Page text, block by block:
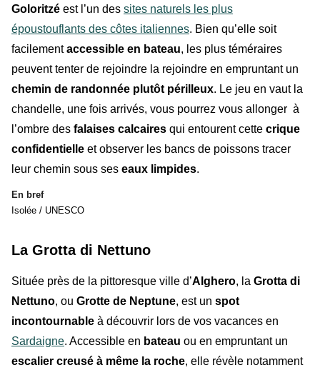
Goloritzé est l’un des sites naturels les plus
époustouflants des côtes italiennes. Bien qu’elle soit
facilementaccessible en bateau, les plus téméraires
peuvent tenter de rejoindre la rejoindre en empruntant un
chemin de randonnée plutôt périlleux. Le jeu en vaut la
chandelle, une fois arrivés, vous pourrez vous allonger à
l’ombre des falaises calcaires qui entourent cette crique
confidentielle et observer les bancs de poissons tracer
leur chemin sous ses eaux limpides.
En bref
Isolée / UNESCO
La Grotta di Nettuno
Située près de la pittoresque ville d’Alghero, la Grotta di
Nettuno, ou Grotte de Neptune, est un spot
incontournable à découvrir lors de vos vacances en
Sardaigne. Accessible en bateau ou en empruntant un
escalier creusé à même la roche, elle révèle notamment